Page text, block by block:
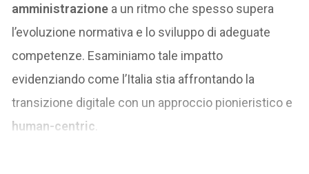
amministrazione a un ritmo che spesso supera
l’evoluzione normativa e lo sviluppo di adeguate
competenze. Esaminiamo tale impatto
evidenziando come l’Italia stia affrontando la
transizione digitale con un approccio pionieristico e
human-centric